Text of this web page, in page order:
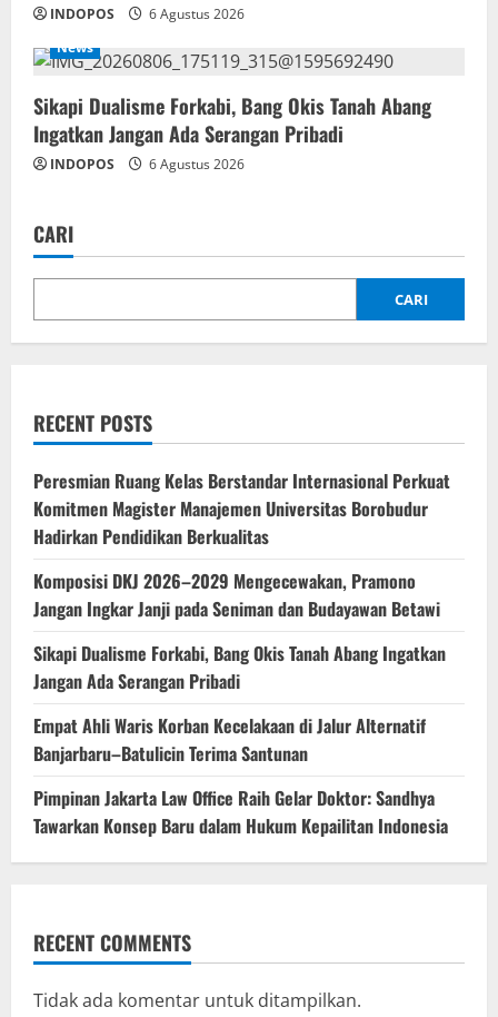
INDOPOS
6 Agustus 2026
News
Sikapi Dualisme Forkabi, Bang Okis Tanah Abang
Ingatkan Jangan Ada Serangan Pribadi
INDOPOS 6 Agustus 2026
CARI
CARI
RECENT POSTS
Peresmian Ruang Kelas Berstandar Internasional Perkuat
Komitmen Magister Manajemen Universitas Borobudur
Hadirkan Pendidikan Berkualitas
Komposisi DKJ 2026–2029 Mengecewakan, Pramono
Jangan Ingkar Janji pada Seniman dan Budayawan Betawi
Sikapi Dualisme Forkabi, Bang Okis Tanah Abang Ingatkan
Jangan Ada Serangan Pribadi
Empat Ahli Waris Korban Kecelakaan di Jalur Alternatif
Banjarbaru–Batulicin Terima Santunan
Pimpinan Jakarta Law Office Raih Gelar Doktor: Sandhya
Tawarkan Konsep Baru dalam Hukum Kepailitan Indonesia
RECENT COMMENTS
Tidak ada komentar untuk ditampilkan.